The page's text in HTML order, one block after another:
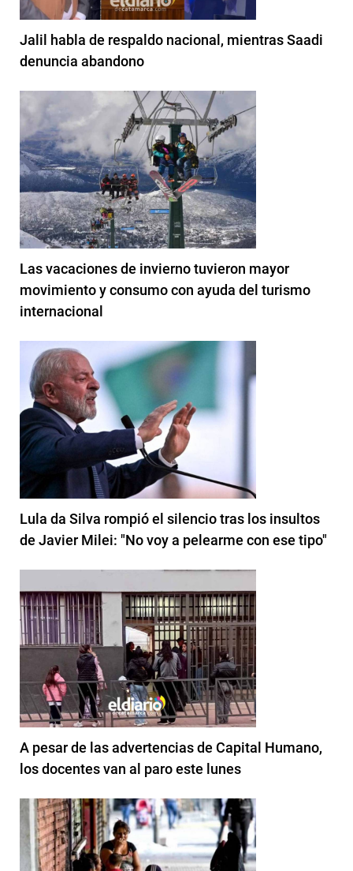
Jalil habla de respaldo nacional, mientras Saadi
denuncia abandono
Las vacaciones de invierno tuvieron mayor
movimiento y consumo con ayuda del turismo
internacional
Lula da Silva rompió el silencio tras los insultos
de Javier Milei: "No voy a pelearme con ese tipo"
A pesar de las advertencias de Capital Humano,
los docentes van al paro este lunes